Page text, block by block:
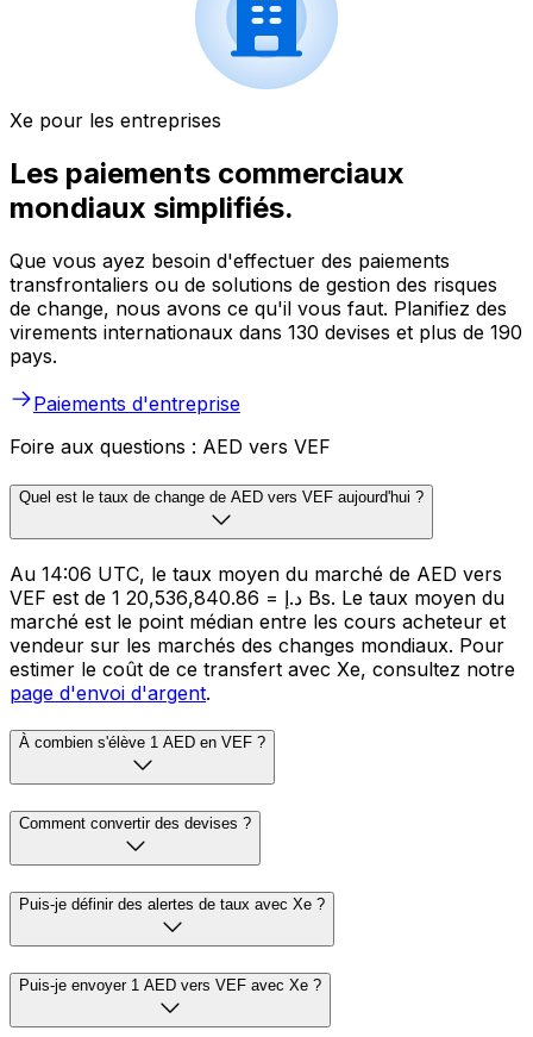
Xe pour les entreprises
Les paiements commerciaux
mondiaux simplifiés.
Que vous ayez besoin d'effectuer des paiements
transfrontaliers ou de solutions de gestion des risques
de change, nous avons ce qu'il vous faut. Planifiez des
virements internationaux dans 130 devises et plus de 190
pays.
Paiements d'entreprise
Foire aux questions : AED vers VEF
Quel est le taux de change de AED vers VEF aujourd'hui ?
Au 14:06 UTC, le taux moyen du marché de AED vers
VEF est de 1 د.إ = 20,536,840.86 Bs. Le taux moyen du
marché est le point médian entre les cours acheteur et
vendeur sur les marchés des changes mondiaux. Pour
estimer le coût de ce transfert avec Xe, consultez notre
page d'envoi d'argent.
À combien s'élève 1 AED en VEF ?
Comment convertir des devises ?
Puis-je définir des alertes de taux avec Xe ?
Puis-je envoyer 1 AED vers VEF avec Xe ?